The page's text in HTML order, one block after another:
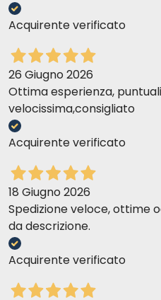
Acquirente verificato
26 Giugno 2026
Ottima esperienza,
velocissima,consigliato
Acquirente verificato
18 Giugno 2026
Spedizione veloce, ottime
da descrizione.
Acquirente verificato